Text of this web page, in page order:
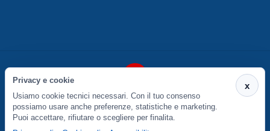
"SCUOLA E VITA" COOP. SOCIALE ONLUS A.R.L. VIA
PIERO DELLA FRANCESCA 58, 52037 SANSEPOLCRO
(AR) - P.IVA 01938390513
x
Privacy e cookie
Usiamo cookie tecnici necessari. Con il tuo consenso
possiamo usare anche preferenze, statistiche e marketing.
Puoi accettare, rifiutare o scegliere per finalita.